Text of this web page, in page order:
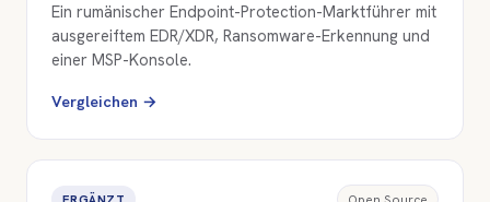
Ein rumänischer Endpoint-Protection-Marktführer mit
ausgereiftem EDR/XDR, Ransomware-Erkennung und
einer MSP-Konsole.
Vergleichen →